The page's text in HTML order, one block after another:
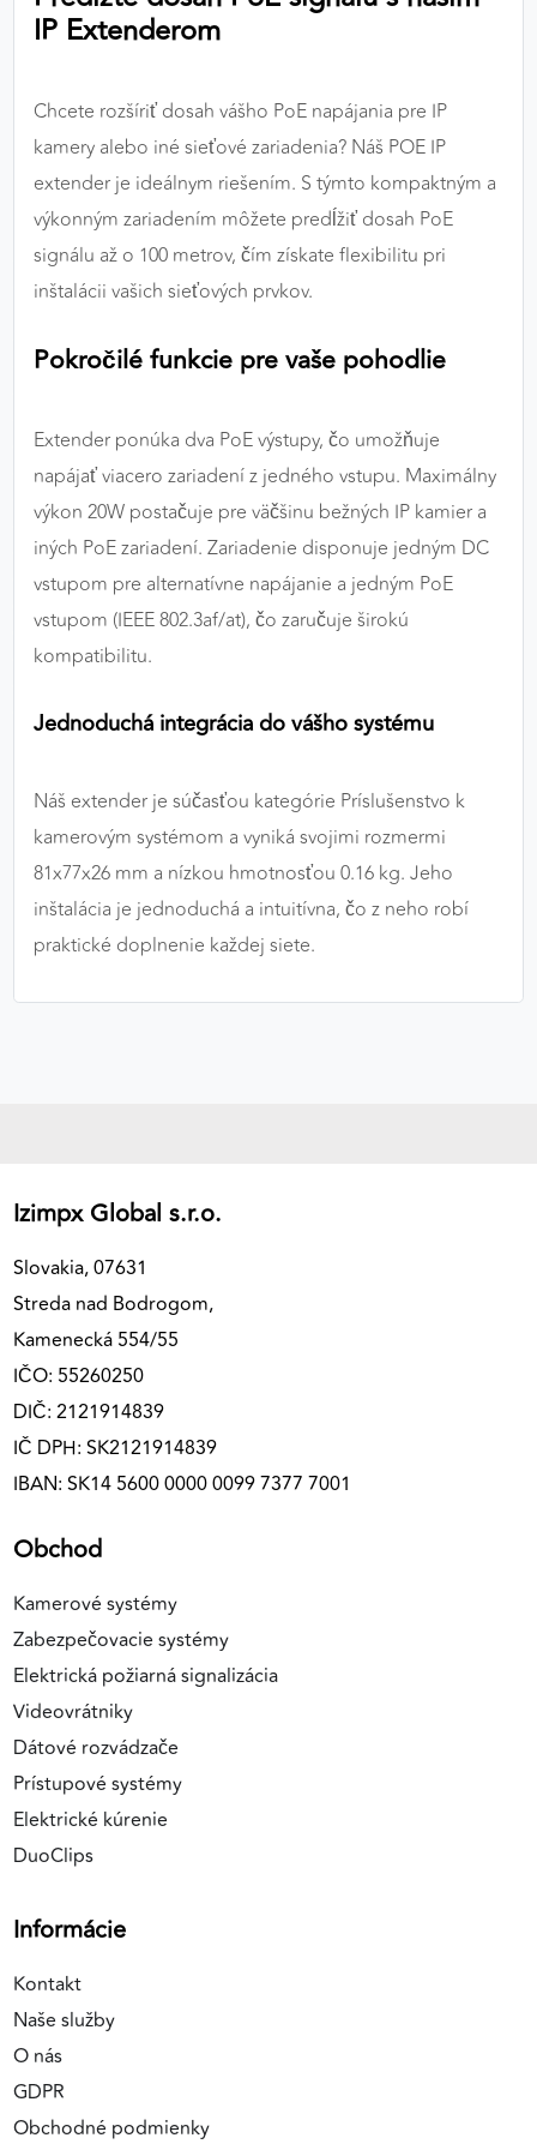
IP Extenderom
Chcete rozšíriť dosah vášho PoE napájania pre IP
kamery alebo iné sieťové zariadenia? Náš POE IP
extender je ideálnym riešením. S týmto kompaktným a
výkonným zariadením môžete predĺžiť dosah PoE
signálu až o 100 metrov, čím získate flexibilitu pri
inštalácii vašich sieťových prvkov.
Pokročilé funkcie pre vaše pohodlie
Extender ponúka dva PoE výstupy, čo umožňuje
napájať viacero zariadení z jedného vstupu. Maximálny
výkon 20W postačuje pre väčšinu bežných IP kamier a
iných PoE zariadení. Zariadenie disponuje jedným DC
vstupom pre alternatívne napájanie a jedným PoE
vstupom (IEEE 802.3af/at), čo zaručuje širokú
kompatibilitu.
Jednoduchá integrácia do vášho systému
Náš extender je súčasťou kategórie Príslušenstvo k
kamerovým systémom a vyniká svojimi rozmermi
81x77x26 mm a nízkou hmotnosťou 0.16 kg. Jeho
inštalácia je jednoduchá a intuitívna, čo z neho robí
praktické doplnenie každej siete.
Izimpx Global s.r.o.
Slovakia, 07631
Streda nad Bodrogom,
Kamenecká 554/55
IČO: 55260250
DIČ: 2121914839
IČ DPH: SK2121914839
IBAN: SK14 5600 0000 0099 7377 7001
Obchod
Kamerové systémy
Zabezpečovacie systémy
Elektrická požiarná signalizácia
Videovrátniky
Dátové rozvádzače
Prístupové systémy
Elektrické kúrenie
DuoClips
Informácie
Kontakt
Naše služby
O nás
GDPR
Obchodné podmienky
výkon a funkčnosť našich stránok.
Google
MARKETINGOVÉ COOKIES
Marketingové cookies sa používajú na sledovanie
správania používateľov naprieč webovými
zobrazovať cielenú a relevantnú reklamu, a to na
našom webe aj v reklamných sieťach tretích strán.
Google Ads
Poskytovateľ: Google